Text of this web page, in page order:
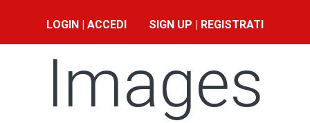
LOGIN | ACCEDI SIGN UP | REGISTRATI
Images